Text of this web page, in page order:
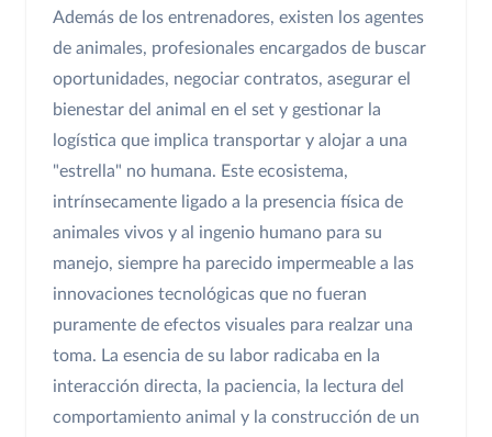
Además de los entrenadores, existen los agentes
de animales, profesionales encargados de buscar
oportunidades, negociar contratos, asegurar el
bienestar del animal en el set y gestionar la
logística que implica transportar y alojar a una
"estrella" no humana. Este ecosistema,
intrínsecamente ligado a la presencia física de
animales vivos y al ingenio humano para su
manejo, siempre ha parecido impermeable a las
innovaciones tecnológicas que no fueran
puramente de efectos visuales para realzar una
toma. La esencia de su labor radicaba en la
interacción directa, la paciencia, la lectura del
comportamiento animal y la construcción de un